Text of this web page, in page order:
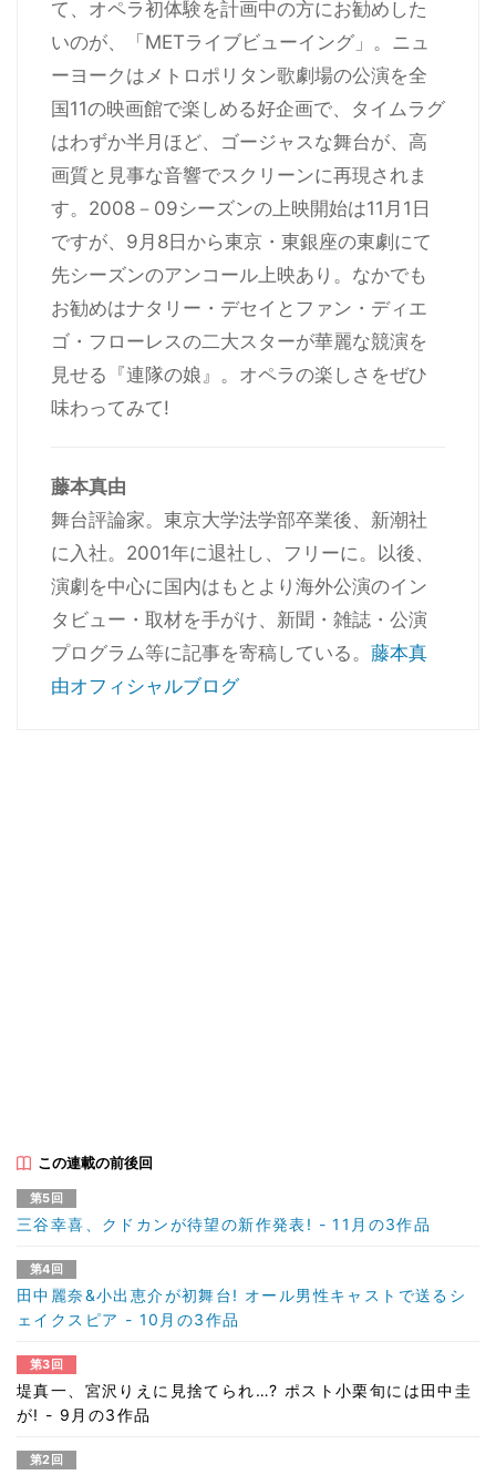
て、オペラ初体験を計画中の方にお勧めした
いのが、「METライブビューイング」。ニュ
ーヨークはメトロポリタン歌劇場の公演を全
国11の映画館で楽しめる好企画で、タイムラグ
はわずか半月ほど、ゴージャスな舞台が、高
画質と見事な音響でスクリーンに再現されま
す。2008－09シーズンの上映開始は11月1日
ですが、9月8日から東京・東銀座の東劇にて
先シーズンのアンコール上映あり。なかでも
お勧めはナタリー・デセイとファン・ディエ
ゴ・フローレスの二大スターが華麗な競演を
見せる『連隊の娘』。オペラの楽しさをぜひ
味わってみて!
藤本真由
舞台評論家。東京大学法学部卒業後、新潮社
に入社。2001年に退社し、フリーに。以後、
演劇を中心に国内はもとより海外公演のイン
タビュー・取材を手がけ、新聞・雑誌・公演
プログラム等に記事を寄稿している。 藤本真
由オフィシャルブログ
この連載の前後回
第5回
三谷幸喜、クドカンが待望の新作発表! - 11月の3作品
第4回
田中麗奈&小出恵介が初舞台! オール男性キャストで送るシ
ェイクスピア - 10月の3作品
第3回
堤真一、宮沢りえに見捨てられ…? ポスト小栗旬には田中圭
が! - 9月の3作品
第2回